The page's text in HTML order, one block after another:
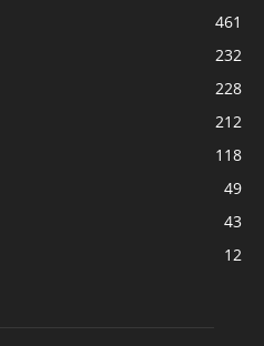
461
232
228
212
118
49
43
12